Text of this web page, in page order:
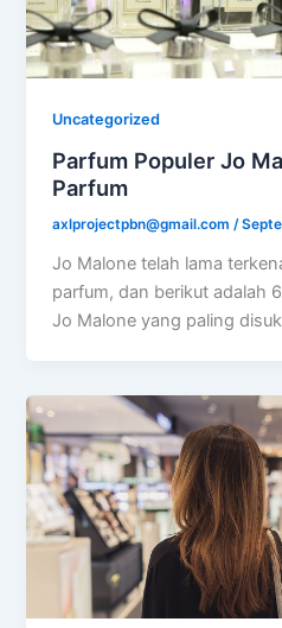
Uncategorized
Parfum Populer Jo
Parfum
axlprojectpbn@gmail.com/
Jo Malone telah lama
parfum, dan berikut adalah
Jo Malone yang paling